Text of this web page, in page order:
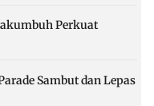
Perkuat
Sambut dan Lepas